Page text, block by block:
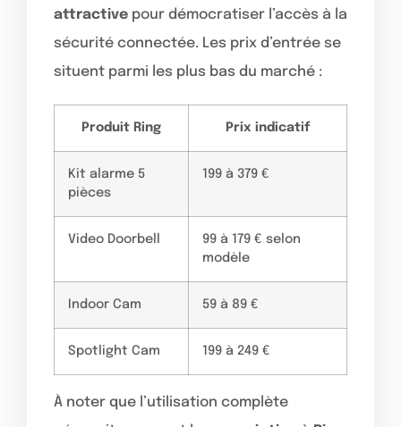
attractive pour démocratiser l’accès à la
sécurité connectée. Les prix d’entrée se
situent parmi les plus bas du marché :
Produit Ring Prix indicatif
Kit alarme 5
pièces
199 à 379 €
Video Doorbell
99 à 179 € selon
modèle
Indoor Cam 59 à 89 €
Spotlight Cam 199 à 249 €
À noter que l’utilisation complète